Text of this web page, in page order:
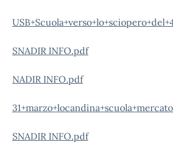
SNADIR INFO.pdf
NADIR INFO.pdf
SNADIR INFO.pdf